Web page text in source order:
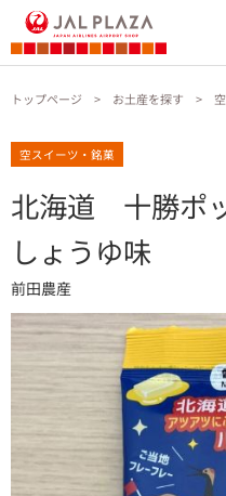
トップページ お土産を探す
空スイーツ・銘菓
北海道 十勝ポ
しょうゆ味
前田農産